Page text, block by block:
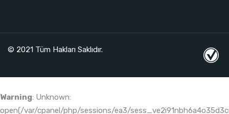
© 2021 Tüm Hakları Saklıdır.
Warning: Unknown:
open(/var/cpanel/php/sessions/ea3/